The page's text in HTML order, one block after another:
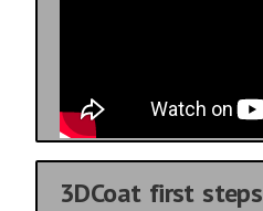
3DCoat first steps